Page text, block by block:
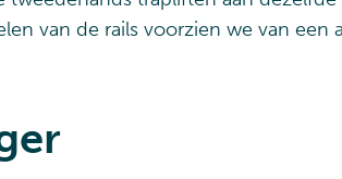
van de rails voorzien we van een